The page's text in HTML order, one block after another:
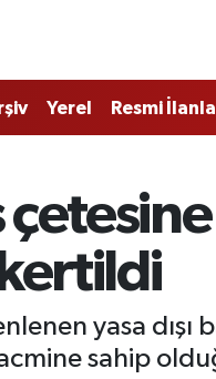
Yerel Resmi
yasa dışı
sahip